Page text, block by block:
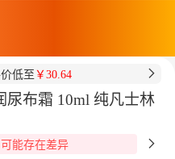
低至 ￥30.64
尿布霜 10ml 纯凡士林
能存在差异